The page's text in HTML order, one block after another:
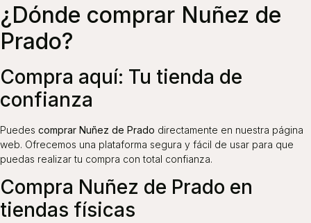
¿Dónde comprar Nuñez de
Prado?
Compra aquí: Tu tienda de
confianza
Puedes comprar Nuñez de Prado directamente en nuestra página
web. Ofrecemos una plataforma segura y fácil de usar para que
puedas realizar tu compra con total confianza.
Compra Nuñez de Prado en
tiendas físicas